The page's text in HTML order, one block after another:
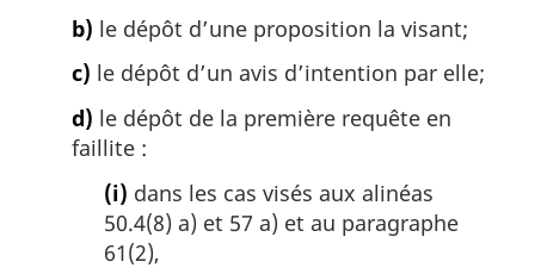
b) le dépôt d’une proposition la visant;
c) le dépôt d’un avis d’intention par elle;
d) le dépôt de la première requête en
faillite :
(i) dans les cas visés aux alinéas
50.4(8) a) et 57 a) et au paragraphe
61(2),